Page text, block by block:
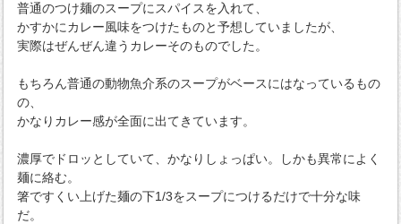
普通のつけ麺のスープにスパイスを入れて、
かすかにカレー風味をつけたものと予想していましたが、
実際はぜんぜん違うカレーそのものでした。
もちろん普通の動物魚介系のスープがベースにはなっているもの
の、
かなりカレー感が全面に出てきています。
濃厚でドロッとしていて、かなりしょっぱい。しかも異常によく
麺に絡む。
箸ですくい上げた麺の下1/3をスープにつけるだけで十分な味
だ。